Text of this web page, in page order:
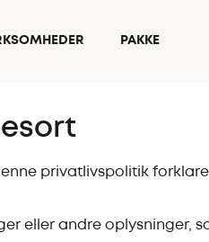
PAKKE
privatlivspolitik
eller andre oplysninger,